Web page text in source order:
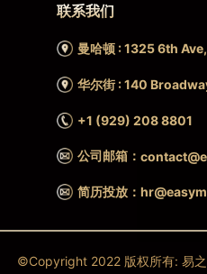
联系我们
曼哈顿 : 1325 6th
华尔街 : 140
+1 (929) 208 8801
公司邮箱：
简历投放：
©Copyright 2022 版权所有: 易